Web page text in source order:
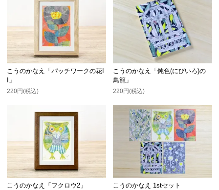
こうのかなえ「パッチワークの花I
I」
220円(税込)
こうのかなえ「鈍色(にびいろ)の
鳥籠」
220円(税込)
こうのかなえ「フクロウ2」 こうのかなえ 1stセット